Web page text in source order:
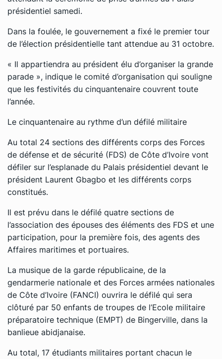
présidentiel samedi.
Dans la foulée, le gouvernement a fixé le premier tour
de l’élection présidentielle tant attendue au 31 octobre.
« Il appartiendra au président élu d’organiser la grande
parade », indique le comité d’organisation qui souligne
que les festivités du cinquantenaire couvrent toute
l’année.
Le cinquantenaire au rythme d’un défilé militaire
Au total 24 sections des différents corps des Forces
de défense et de sécurité (FDS) de Côte d’Ivoire vont
défiler sur l’esplanade du Palais présidentiel devant le
président Laurent Gbagbo et les différents corps
constitués.
Il est prévu dans le défilé quatre sections de
l’association des épouses des éléments des FDS et une
participation, pour la première fois, des agents des
Affaires maritimes et portuaires.
La musique de la garde républicaine, de la
gendarmerie nationale et des Forces armées nationales
de Côte d’Ivoire (FANCI) ouvrira le défilé qui sera
clôturé par 50 enfants de troupes de l’Ecole militaire
préparatoire technique (EMPT) de Bingerville, dans la
banlieue abidjanaise.
Au total, 17 étudiants militaires portant chacun le